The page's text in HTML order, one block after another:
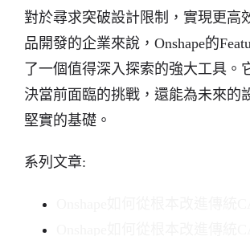
對於尋求突破設計限制，實現更高
品開發的企業來說，Onshape的
了一個值得深入探索的強大工具。
決當前面臨的挑戰，還能為未來的
堅實的基礎。
系列文章: